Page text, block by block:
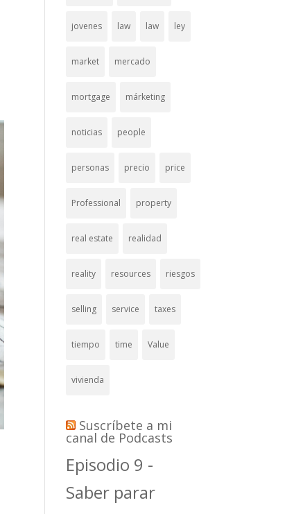
jovenes law law ley
market mercado
mortgage márketing
noticias people
personas precio price
Professional property
real estate realidad
reality resources riesgos
selling service taxes
tiempo time Value
vivienda
Suscríbete a mi
canal de Podcasts
Episodio 9 -
Saber parar